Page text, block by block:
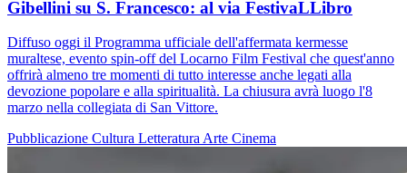
Gibellini su S. Francesco: al via FestivaLLibro
Diffuso oggi il Programma ufficiale dell'affermata kermesse
muraltese, evento spin-off del Locarno Film Festival che quest'anno
offrirà almeno tre momenti di tutto interesse anche legati alla
devozione popolare e alla spiritualità. La chiusura avrà luogo l'8
marzo nella collegiata di San Vittore.
Pubblicazione Cultura LetteraturaArte Cinema